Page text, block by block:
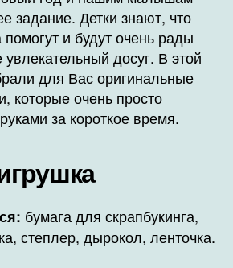
задание. Детки знают, что
помогут и будут очень рады
увлекательный досуг. В этой
для Вас оригинальные
которые очень просто
за короткое время.
бумага для скрапбукинга,
степлер, дырокол, ленточка.